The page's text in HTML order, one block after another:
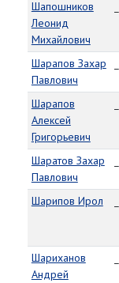
Шапошников
Леонид
Михайлович
Шарапов Захар
Павлович
Шарапов
Алексей
Григорьевич
Шаратов Захар
Павлович
Шарипов Ирол
Шариханов
Андрей